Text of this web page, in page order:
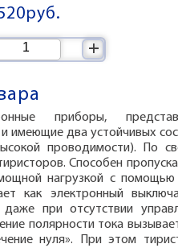
руб.
+
приборы,
имеющие два устойчивых
проводимости). По
Способен
нагрузкой с помощью
как электронный
при отсутствии
полярности тока
нуля». При этом